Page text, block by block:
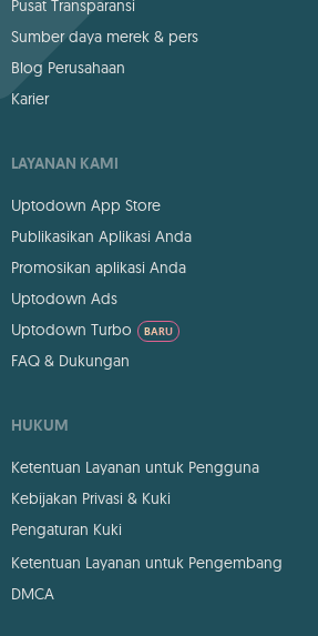
Pusat Transparansi
Sumber daya merek & pers
Blog Perusahaan
Karier
LAYANAN KAMI
Uptodown App Store
Publikasikan Aplikasi Anda
Promosikan aplikasi Anda
Uptodown Ads
Uptodown Turbo
BARU
FAQ & Dukungan
HUKUM
Ketentuan Layanan untuk Pengguna
Kebijakan Privasi & Kuki
Pengaturan Kuki
Ketentuan Layanan untuk Pengembang
DMCA